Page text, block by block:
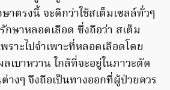
าตรงนี้ จะดีกว่าใช้สเต็มเซลล์ทั่วๆ
กษาหลอดเลือด ซึ่งถือว่า สเต็ม
ราะไปจำเพาะที่หลอดเลือดโดย
เบาหวาน ใกล้ที่จะอยู่ในภาวะตัด
างๆ จึงถือเป็นทางออกที่ผู้ป่วยควร